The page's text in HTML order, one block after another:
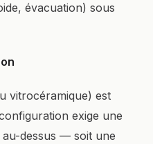
évacuation) sous
vitrocéramique) est
exige une
dessus — soit une